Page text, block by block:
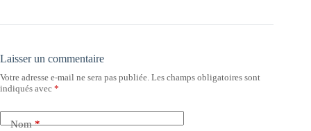
Laisser un commentaire
Votre adresse e-mail ne sera pas publiée. Les champs obligatoires sont
indiqués avec *
Nom*